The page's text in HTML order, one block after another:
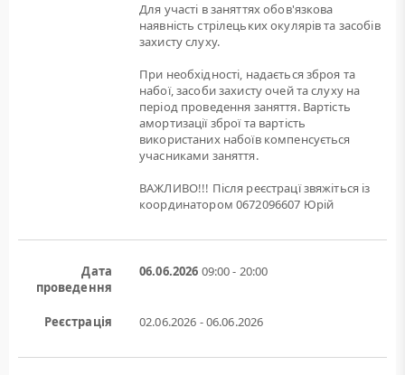
Для участі в заняттях обов'язкова
наявність стрілецьких окулярів та засобів
захисту слуху.
При необхідності, надається зброя та
набої, засоби захисту очей та слуху на
період проведення заняття. Вартість
амортизації зброї та вартість
використаних набоїв компенсується
учасниками заняття.
ВАЖЛИВО!!! Після реєстрацї звяжіться із
координатором 0672096607 Юрій
Дата
проведення
06.06.2026 09:00 - 20:00
Реєстрація 02.06.2026 - 06.06.2026